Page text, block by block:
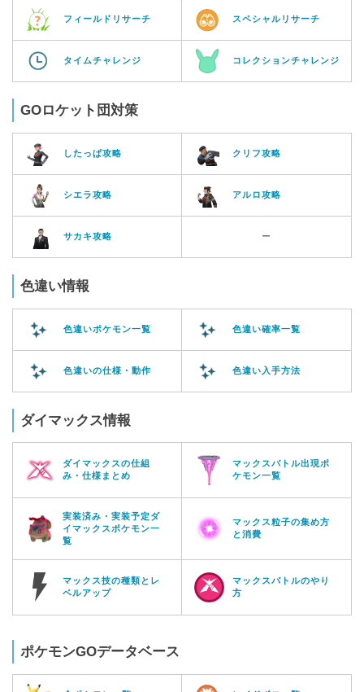
フィールドリサーチ スペシャルリサーチ
タイムチャレンジ コレクションチャレンジ
GOロケット団対策
したっぱ攻略 クリフ攻略
シエラ攻略 アルロ攻略
サカキ攻略 ー
色違い情報
色違いポケモン一覧 色違い確率一覧
色違いの仕様・動作 色違い入手方法
ダイマックス情報
ダイマックスの仕組
み・仕様まとめ
マックスバトル出現ポ
ケモン一覧
実装済み・実装予定ダ
イマックスポケモン一
覧
マックス粒子の集め方
と消費
マックス技の種類とレ
ベルアップ
マックスバトルのやり
方
ポケモンGOデータベース